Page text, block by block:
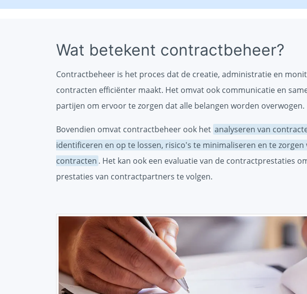
Wat betekent contractbeheer?
Contractbeheer is het proces dat de creatie, administratie en
contracten efficiënter maakt. Het omvat ook communicatie en
partijen om ervoor te zorgen dat alle belangen worden overwogen.
Bovendien omvat contractbeheer ook het analyseren van
identificeren en op te lossen, risico's te minimaliseren en te zorgen
contracten . Het kan ook een evaluatie van de contractprestaties
prestaties van contractpartners te volgen.